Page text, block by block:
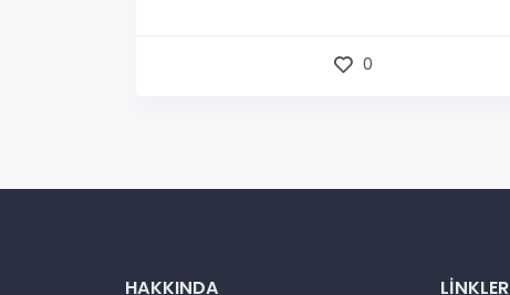
0
HAKKINDA LINKLER